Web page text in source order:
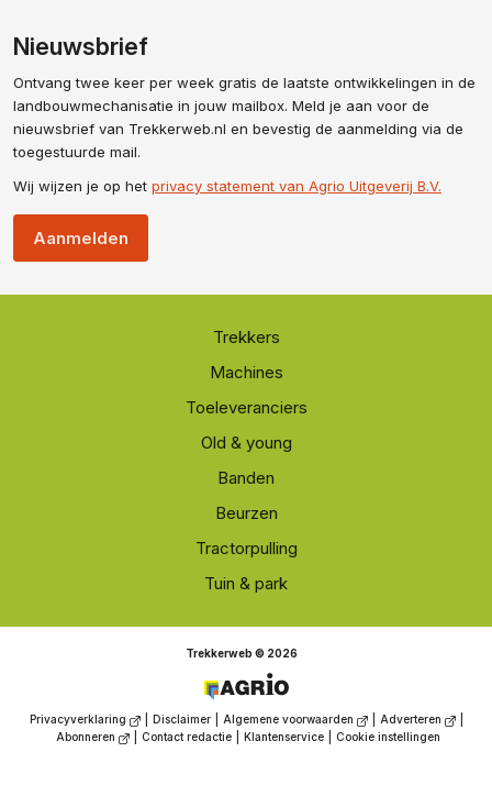
Nieuwsbrief
Ontvang twee keer per week gratis de laatste ontwikkelingen in de
landbouwmechanisatie in jouw mailbox. Meld je aan voor de
nieuwsbrief van Trekkerweb.nl en bevestig de aanmelding via de
toegestuurde mail.
Wij wijzen je op het privacy statement van Agrio Uitgeverij B.V.
Aanmelden
Trekkers
Machines
Toeleveranciers
Old & young
Banden
Beurzen
Tractorpulling
Tuin & park
Trekkerweb © 2026
Privacyverklaring Disclaimer Algemene voorwaarden Adverteren
Abonneren
Contact redactie Klantenservice Cookie instellingen